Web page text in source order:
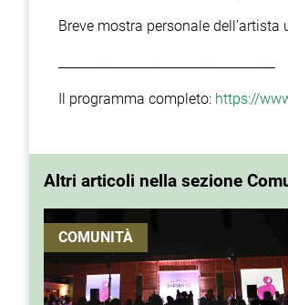
Breve mostra personale dell’artista
Il programma completo: https://
Altri articoli nella sezione
COMUNITÀ